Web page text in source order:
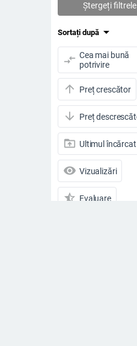
Ștergeți filtrele
Sortați după arrow_drop_down
compare_arrows Cea mai bună
potrivire
arrow_upward Preț crescător
arrow_downward Preț
drive_folder_upload Ultimul încărcat
visibility Vizualizări
star_half Evaluare